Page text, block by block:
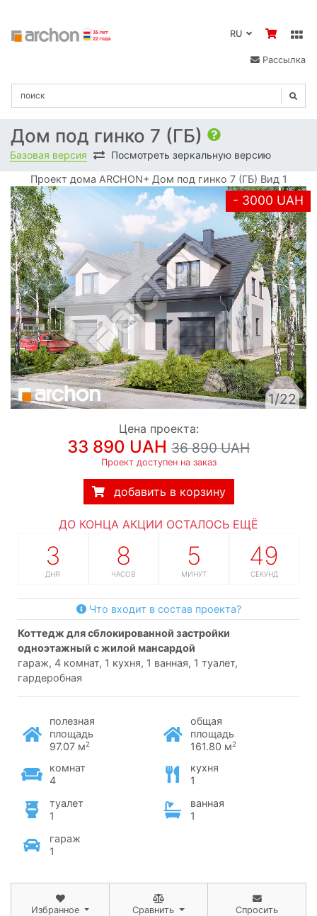
Рассылка
Дом под гинко 7 (ГБ)
Базовая версия Посмотреть зеркальную версию
Проект дома ARCHON+ Дом под гинко 7 (ГБ) Вид 1
- 3000 UAH
1/22
Цена проекта:
33 890 UAH 36 890 UAH
Проект доступен на заказ
добавить в корзину
ДО КОНЦА АКЦИИ ОСТАЛОСЬ ЕЩЁ
3
ДНЯ
8
ЧАСОВ
5
МИНУТ
48
СЕКУНД
Что входит в состав проекта?
коттедж для сблокированной застройки
одноэтажный с жилой мансардой
гараж, 4 комнат, 1 кухня, 1 ванная, 1 туалет,
гардеробная
полезная
площадь
97.07 м2
общая
площадь
161.80 м2
комнат
4
кухня
1
туалет
1
ванная
1
гараж
1
Избранное Сравнить Спросить